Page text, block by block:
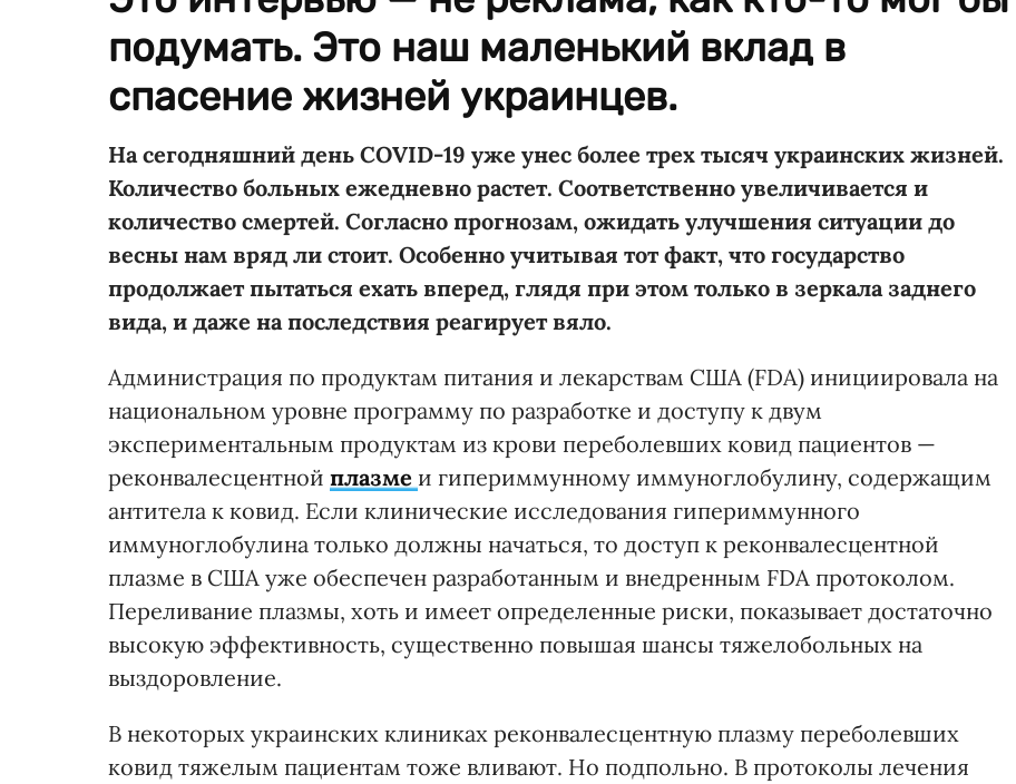
подумать. Это наш маленький вклад в
спасение жизней украинцев.
На сегодняшний день COVID-19 уже унес более трех тысяч украинских жизней.
Количество больных ежедневно растет. Соответственно увеличивается и
количество смертей. Согласно прогнозам, ожидать улучшения ситуации до
весны нам вряд ли стоит. Особенно учитывая тот факт, что государство
продолжает пытаться ехать вперед, глядя при этом только в зеркала заднего
вида, и даже на последствия реагирует вяло.
Администрация по продуктам питания и лекарствам США (FDA) инициировала на
национальном уровне программу по разработке и доступу к двум
экспериментальным продуктам из крови переболевших ковид пациентов —
реконвалесцентной плазме и гипериммунному иммуноглобулину, содержащим
антитела к ковид. Если клинические исследования гипериммунного
иммуноглобулина только должны начаться, то доступ к реконвалесцентной
плазме в США уже обеспечен разработанным и внедренным FDA протоколом.
Переливание плазмы, хоть и имеет определенные риски, показывает достаточно
высокую эффективность, существенно повышая шансы тяжелобольных на
выздоровление.
В некоторых украинских клиниках реконвалесцентную плазму переболевших
ковид тяжелым пациентам тоже вливают. Но подпольно. В протоколы лечения